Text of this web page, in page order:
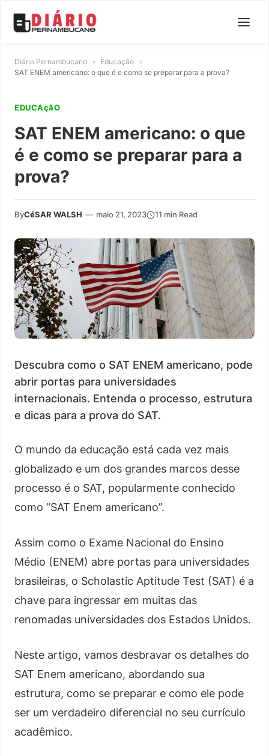
Diário Pernambucano » Educação »
SAT ENEM americano: o que é e como se preparar para a prova?
EDUCAçãO
SAT ENEM americano: o que
é e como se preparar para a
prova?
ByCéSAR WALSH — maio 21, 2023 11 min Read
Descubra como o SAT ENEM americano, pode
abrir portas para universidades
internacionais. Entenda o processo, estrutura
e dicas para a prova do SAT.
O mundo da educação está cada vez mais
globalizado e um dos grandes marcos desse
processo é o SAT, popularmente conhecido
como “SAT Enem americano”.
Assim como o Exame Nacional do Ensino
Médio (ENEM) abre portas para universidades
brasileiras, o Scholastic Aptitude Test (SAT) é a
chave para ingressar em muitas das
renomadas universidades dos Estados Unidos.
Neste artigo, vamos desbravar os detalhes do
SAT Enem americano, abordando sua
estrutura, como se preparar e como ele pode
ser um verdadeiro diferencial no seu currículo
acadêmico.